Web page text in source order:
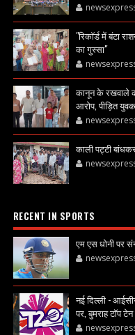
"रिकॉर्ड में बंटा
का गुस्सा"
कानून के रखवाले
आरोप, पीड़ित
काली पट्टी
RECENT IN SPORTS
एम एस धोनी पर
नई दिल्ली -
पर, बुमराह टॉप